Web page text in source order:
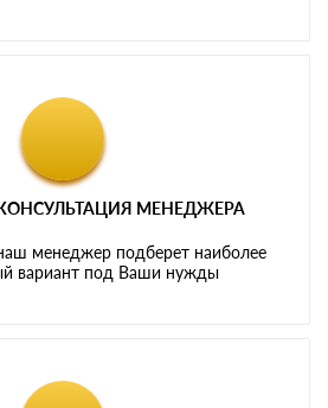
МЕНЕДЖЕРА
менеджер подберет наиболее
вариант под Ваши нужды